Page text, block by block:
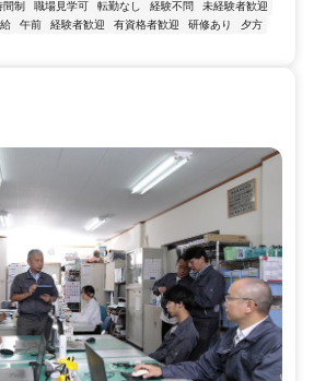
間制 職場見学可 転勤なし 経験不問
未経験者歓迎
午前 経験者歓迎 有資格者歓迎 研修あり
夕方